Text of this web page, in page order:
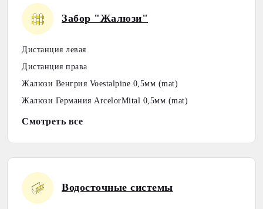
Забор "Жалюзи"
Дистанция левая
Дистанция права
Жалюзи Венгрия Voestalpine 0,5мм (mat)
Жалюзи Германия ArcelorMital 0,5мм (mat)
Смотреть все
Водосточные системы